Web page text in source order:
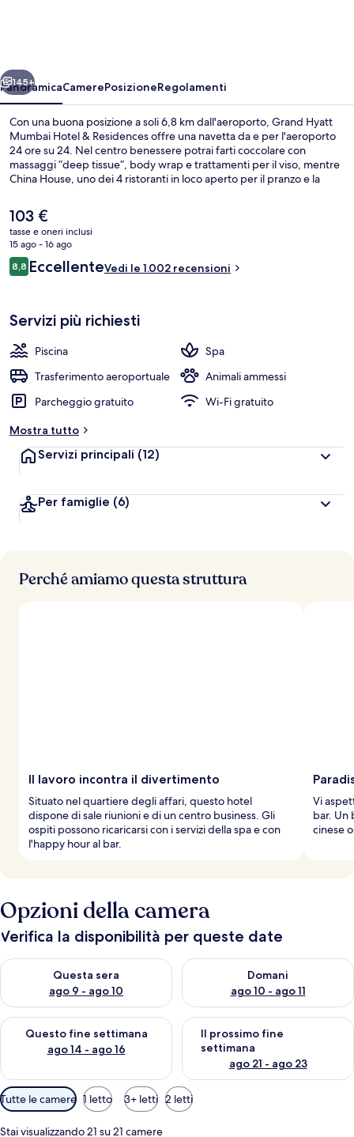
Residences
Avanti
145+
PanoramicaCamerePosizioneRegolamenti
Con una buona posizione a soli 6,8 km dall'aeroporto, Grand Hyatt
Mumbai Hotel & Residences offre una navetta da e per l'aeroporto
24 ore su 24. Nel centro benessere potrai farti coccolare con
massaggi “deep tissue”, body wrap e trattamenti per il viso, mentre
China House, uno dei 4 ristoranti in loco aperto per il pranzo e la
Gli altri punti di forza di questo hotel di lusso sono 2 piscine
all'aperto, un bar a bordo piscina e un centro fitness. Le recensioni
degli ospiti lodano il personale gentile della struttura.
Il
prezzo
attuale
è
103 €
103 €
tasse e oneri inclusi
15 ago - 16 ago
Recensioni
8,88,8 su 10
EccellenteVedi le 1.002 recensioni
Servizi più richiesti
Piscina
Spa
Trasferimento aeroportuale
Animali ammessi
Parcheggio gratuito
Wi-Fi gratuito
Mostra tutto
Servizi principali (12)
Per famiglie (6)
Perché amiamo questa struttura
Il lavoro incontra il divertimento
Situato nel quartiere degli affari, questo hotel
dispone di sale riunioni e di un centro business. Gli
ospiti possono ricaricarsi con i servizi della spa e con
l'happy hour al bar.
Vi
bar. Un
cinese
Opzioni della camera
Verifica la disponibilità per queste date
Questa sera
ago 9 - ago 10
Verifica la disponibilità per questa sera, ago 9 - ago 10
Domani
ago 10 - ago 11
Verifica la disponibilità per
Questo fine settimana
ago 14 - ago 16
Verifica la disponibilità per questo fine settimana, ago 14 -
Il prossimo fine
settimana
ago 21 - ago 23
Verifica la disponibilità per il
Filtri
disponibili
per
Tutte le camere 1 letto 3+ letti 2 letti
Stai visualizzando 21 su 21 camere